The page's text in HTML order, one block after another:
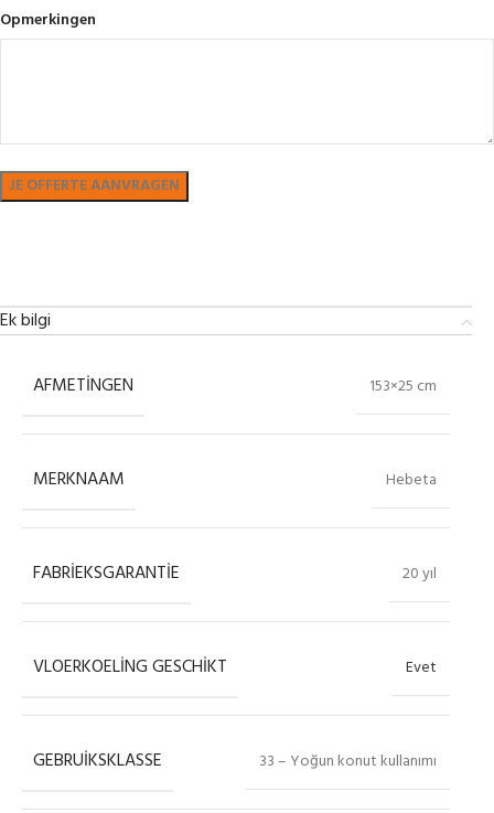
Opmerkingen
Ek bilgi
AFMETINGEN 153×25 cm
MERKNAAM Hebeta
FABRIEKSGARANTIE 20 yıl
VLOERKOELING GESCHIKT Evet
GEBRUIKSKLASSE 33 – Yoğun konut kullanımı